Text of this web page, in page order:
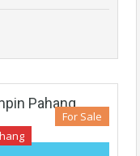
Pahang
For Sale